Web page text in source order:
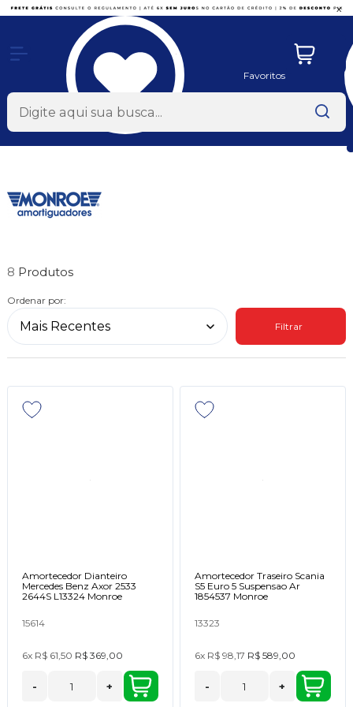
x
Favoritos
8
Ordenar por:
Filtrar
Amortecedor Dianteiro
Mercedes Benz Axor 2533
2644S L13324 Monroe
15614
6x R$ 61,50 R$ 369,00
- +
Amortecedor Traseiro Scania
S5 Euro 5 Suspensao Ar
1854537 Monroe
13323
6x R$ 98,17 R$ 589,00
- +